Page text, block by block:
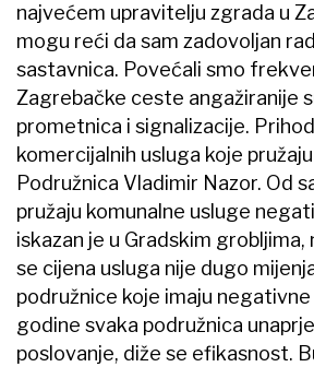
najvećem upravitelju zgrada u
mogu reći da sam zadovoljan
sastavnica. Povećali smo
Zagrebačke ceste angažiranije
prometnica i signalizacije.
komercijalnih usluga koje
Podružnica Vladimir Nazor. Od
pružaju komunalne usluge
iskazan je u Gradskim
se cijena usluga nije dugo
podružnice koje imaju
godine svaka podružnica
poslovanje, diže se efikasnost.